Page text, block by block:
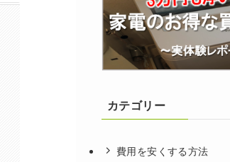
カテゴリー
費用を安くする方法